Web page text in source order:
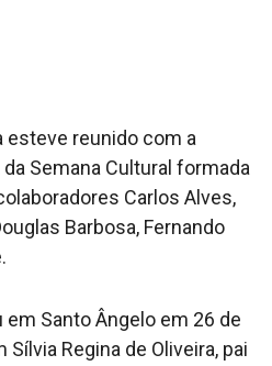
esteve reunido com a
Semana Cultural formada
Carlos Alves,
Barbosa, Fernando
Santo Ângelo em 26 de
Regina de Oliveira, pai